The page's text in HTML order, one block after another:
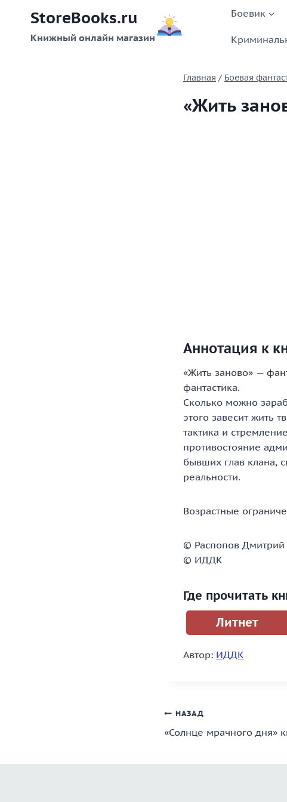
содержимому
StoreBooks.ru
Книжный онлайн магазин
Боевик
Главная / Боевая
«Жить
Аннотация к
«Жить заново» —
фантастика.
Сколько можно
этого завесит жить
тактика и
противостояние
бывших глав клана,
реальности.
Возрастные
© Распопов Дмитрий
© ИДДК
Где прочитать
Литнет
Автор: ИДДК
Навигация
по
НАЗАД
«Солнце мрачного дня»